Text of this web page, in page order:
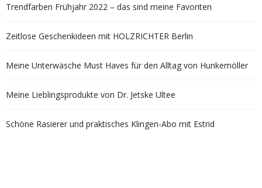
Trendfarben Frühjahr 2022 – das sind meine Favoriten
Zeitlose Geschenkideen mit HOLZRICHTER Berlin
Meine Unterwäsche Must Haves für den Alltag von Hunkemöller
Meine Lieblingsprodukte von Dr. Jetske Ultee
Schöne Rasierer und praktisches Klingen-Abo mit Estrid